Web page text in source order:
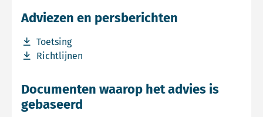
Adviezen en persberichten
Toetsing
Download bestand Toetsing
Richtlijnen
Download bestand Richtlijnen
Documenten waarop het advies is
gebaseerd